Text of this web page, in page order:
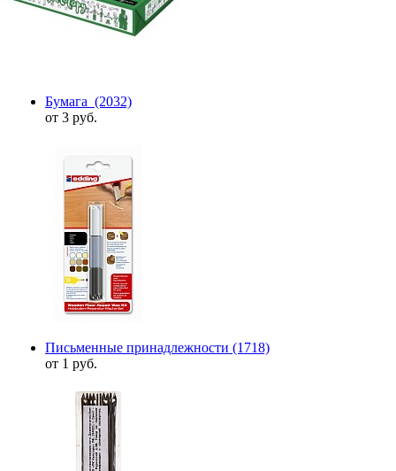
Бумага (2032)
от 3 руб.
Письменные принадлежности (1718)
от 1 руб.